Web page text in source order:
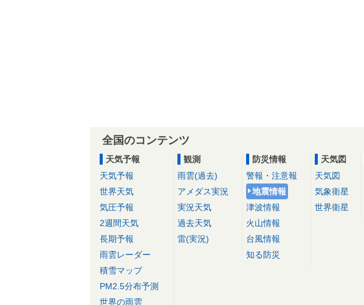
全国のコンテンツ
天気予報
天気予報
世界天気
気圧予報
2週間天気
長期予報
雨雲レーダー
積雪マップ
PM2.5分布予測
世界の雨雲
観測
雨雲(過去)
アメダス実況
実況天気
過去天気
雷(実況)
防災情報
警報・注意報
地震情報
津波情報
火山情報
台風情報
知る防災
天気図
天気図
気象衛星
世界衛星